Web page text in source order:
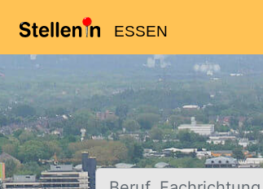
ESSEN
Beruf, Fachrichtung, Firma